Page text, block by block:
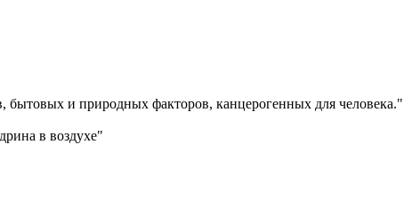
и природных факторов, канцерогенных для человека."
в воздухе"